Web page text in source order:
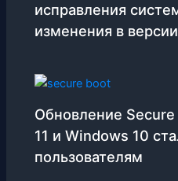
исправления
изменения в
Обновление
11 и Windows 10
пользователям